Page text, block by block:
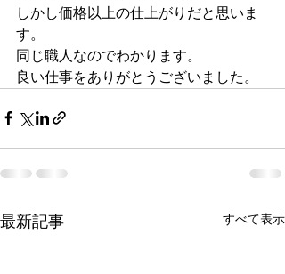
しかし価格以上の仕上がりだと思いま
す。
同じ職人なのでわかります。
良い仕事をありがとうございました。
最新記事 すべて表示